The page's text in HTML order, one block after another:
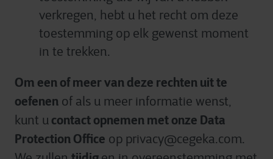
verkregen, hebt u het recht om deze
toestemming op elk gewenst moment
in te trekken.
Om een of meer van deze rechten uit te
oefenen of als u meer informatie wenst,
kunt u contact opnemen met onze Data
Protection Office op privacy@cegeka.com.